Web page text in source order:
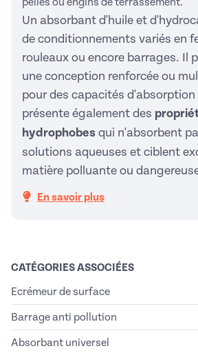
Un absorbant d'huile et
de conditionnements variés en
rouleaux ou encore barrages. Il
une conception renforcée ou
pour des capacités d'absorption
présente également des
hydrophobes qui n'absorbent
solutions aqueuses et ciblent
matière polluante ou
En savoir plus
CATÉGORIES ASSOCIÉES
Ecrémeur de surface
Barrage anti pollution
Absorbant universel